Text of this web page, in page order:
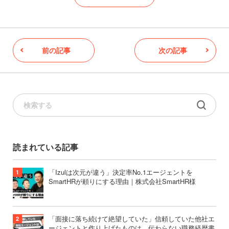
前の記事 次の記事
読まれている記事
「Izulは次元が違う」決定率No.1エージェントを
SmartHRが頼りにする理由｜株式会社SmartHR様
「面接に落ち続けて絶望していた」信頼していた他社エ